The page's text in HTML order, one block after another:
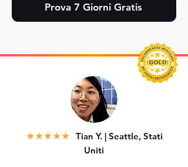
Prova 7 Giorni Gratis
★★★★★ Tian Y. | Seattle, Stati
Uniti